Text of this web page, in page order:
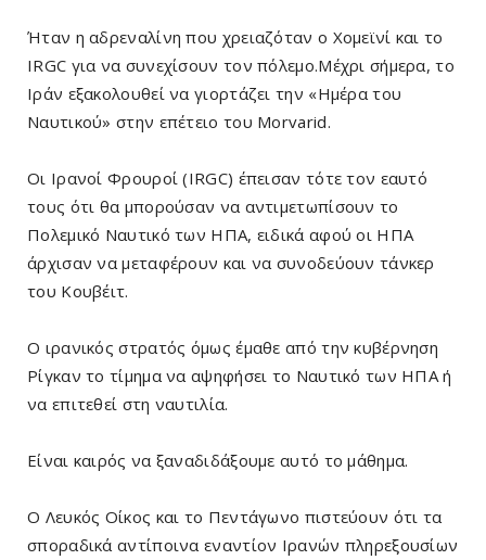
Ήταν η αδρεναλίνη που χρειαζόταν ο Χομεϊνί και το
IRGC για να συνεχίσουν τον πόλεμο.Μέχρι σήμερα, το
Ιράν εξακολουθεί να γιορτάζει την «Ημέρα του
Ναυτικού» στην επέτειο του Morvarid.
Οι Ιρανοί Φρουροί (IRGC) έπεισαν τότε τον εαυτό
τους ότι θα μπορούσαν να αντιμετωπίσουν το
Πολεμικό Ναυτικό των ΗΠΑ, ειδικά αφού οι ΗΠΑ
άρχισαν να μεταφέρουν και να συνοδεύουν τάνκερ
του Κουβέιτ.
Ο ιρανικός στρατός όμως έμαθε από την κυβέρνηση
Ρίγκαν το τίμημα να αψηφήσει το Ναυτικό των ΗΠΑ ή
να επιτεθεί στη ναυτιλία.
Είναι καιρός να ξαναδιδάξουμε αυτό το μάθημα.
Ο Λευκός Οίκος και το Πεντάγωνο πιστεύουν ότι τα
σποραδικά αντίποινα εναντίον Ιρανών πληρεξουσίων